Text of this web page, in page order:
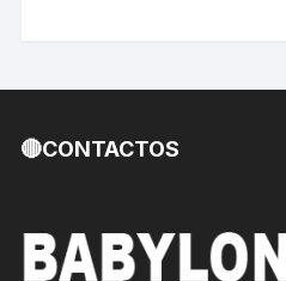
🔴CONTACTOS